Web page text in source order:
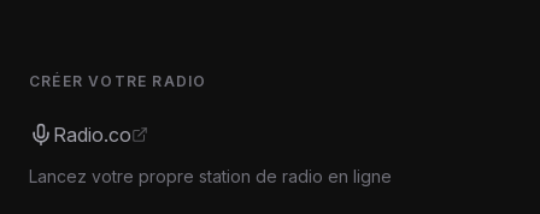
CRÉER VOTRE RADIO
Radio.co
Lancez votre propre station de radio en ligne